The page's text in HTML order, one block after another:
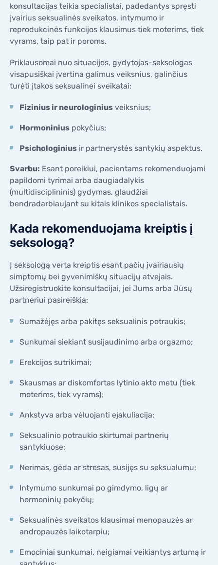
konsultacijas teikia specialistai, padedantys spręsti
įvairius seksualinės sveikatos, intymumo ir
reprodukcinės funkcijos klausimus tiek moterims, tiek
vyrams, taip pat ir poroms.
Priklausomai nuo situacijos, gydytojas-seksologas
visapusiškai įvertina galimus veiksnius, galinčius
turėti įtakos seksualinei sveikatai:
Fizinius ir neurologinius veiksnius;
Hormoninius pokyčius;
Psichologinius ir partnerystės santykių aspektus.
Svarbu: Esant poreikiui, pacientams rekomenduojami
papildomi tyrimai arba daugiadalykis
(multidisciplininis) gydymas, glaudžiai
bendradarbiaujant su kitais klinikos specialistais.
Kada rekomenduojama kreiptis į
seksologą?
Į seksologą verta kreiptis esant pačių įvairiausių
simptomų bei gyvenimiškų situacijų atvejais.
Užsiregistruokite konsultacijai, jei Jums arba Jūsų
partneriui pasireiškia:
Sumažėjęs arba pakitęs seksualinis potraukis;
Sunkumai siekiant susijaudinimo arba orgazmo;
Erekcijos sutrikimai;
Skausmas ar diskomfortas lytinio akto metu (tiek
moterims, tiek vyrams);
Ankstyva arba vėluojanti ejakuliacija;
Seksualinio potraukio skirtumai partnerių
santykiuose;
Nerimas, gėda ar stresas, susijęs su seksualumu;
Intymumo sunkumai po gimdymo, ligų ar
hormoninių pokyčių;
Seksualinės sveikatos klausimai menopauzės ar
andropauzės laikotarpiu;
Emociniai sunkumai, neigiamai veikiantys artumą ir